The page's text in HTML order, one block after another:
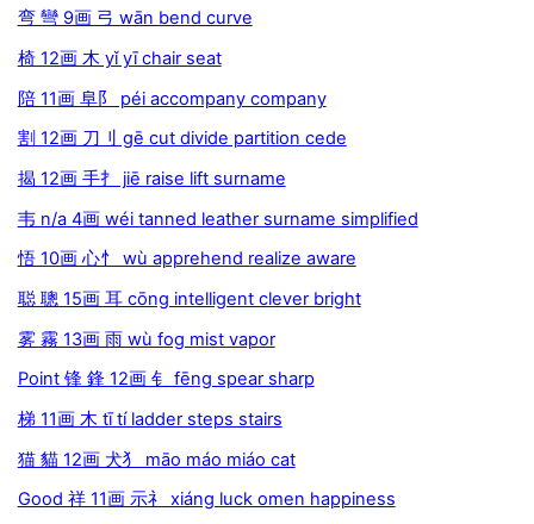
弯 彎 9画 弓 wān bend curve
椅 12画 木 yǐ yī chair seat
陪 11画 阜阝 péi accompany company
割 12画 刀刂 gē cut divide partition cede
揭 12画 手扌 jiē raise lift surname
韦 n/a 4画 wéi tanned leather surname simplified
悟 10画 心忄 wù apprehend realize aware
聪 聰 15画 耳 cōng intelligent clever bright
雾 霧 13画 雨 wù fog mist vapor
Point 锋 鋒 12画 钅 fēng spear sharp
梯 11画 木 tī tí ladder steps stairs
猫 貓 12画 犬犭 māo máo miáo cat
Good 祥 11画 示礻 xiáng luck omen happiness